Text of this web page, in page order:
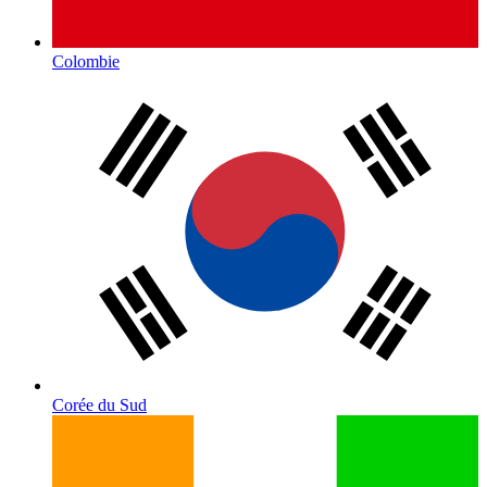
Colombie
Corée du Sud